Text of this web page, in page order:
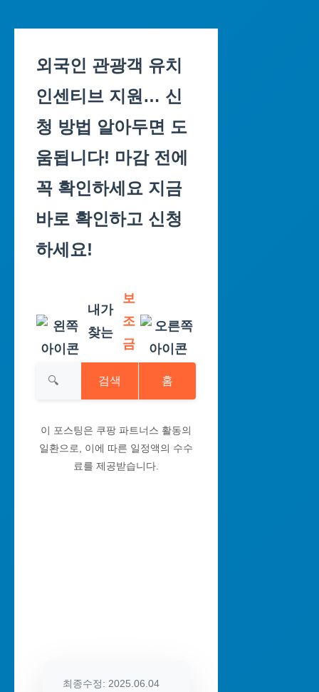
content
외국인 관광객 유치
인센티브 지원… 신
청 방법 알아두면 도
움됩니다! 마감 전에
꼭 확인하세요 지금
바로 확인하고 신청
하세요!
내가
찾는
보
조
금
검색 홈
이 포스팅은 쿠팡 파트너스 활동의
일환으로, 이에 따른 일정액의 수수
료를 제공받습니다.
최종수정: 2025.06.04